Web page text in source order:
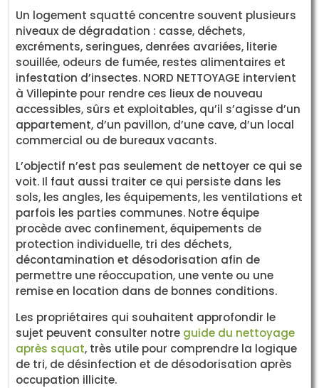
Un logement squatté concentre souvent plusieurs
niveaux de dégradation : casse, déchets,
excréments, seringues, denrées avariées, literie
souillée, odeurs de fumée, restes alimentaires et
infestation d’insectes. NORD NETTOYAGE intervient
à Villepinte pour rendre ces lieux de nouveau
accessibles, sûrs et exploitables, qu’il s’agisse d’un
appartement, d’un pavillon, d’une cave, d’un local
commercial ou de bureaux vacants.
L’objectif n’est pas seulement de nettoyer ce qui se
voit. Il faut aussi traiter ce qui persiste dans les
sols, les angles, les équipements, les ventilations et
parfois les parties communes. Notre équipe
procède avec confinement, équipements de
protection individuelle, tri des déchets,
décontamination et désodorisation afin de
permettre une réoccupation, une vente ou une
remise en location dans de bonnes conditions.
Les propriétaires qui souhaitent approfondir le
sujet peuvent consulter notre guide du nettoyage
après squat, très utile pour comprendre la logique
de tri, de désinfection et de désodorisation après
occupation illicite.